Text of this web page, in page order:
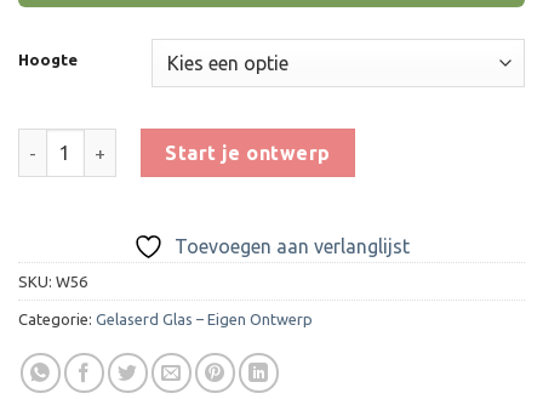
Hoogte
Glas Award GL153 aantal
Start je ontwerp
Toevoegen aan verlanglijst
SKU: W56
Categorie: Gelaserd Glas – Eigen Ontwerp